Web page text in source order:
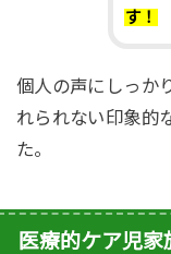
す！
個人の声にしっか
れられない印象的
た。
医療的ケア児